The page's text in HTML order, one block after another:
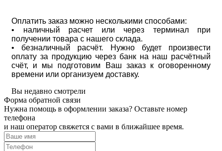
Оплатить заказ можно несколькими способами:
• наличный расчет или через терминал при
получении товара с нашего склада.
• безналичный расчёт. Нужно будет произвести
оплату за продукцию через банк на наш расчётный
счёт, и мы подготовим Ваш заказ к оговоренному
времени или организуем доставку.
Вы недавно смотрели
Форма обратной связи
Нужна помощь в оформлении заказа? Оставьте номер
телефона
и наш оператор свяжется с вами в ближайшее время.